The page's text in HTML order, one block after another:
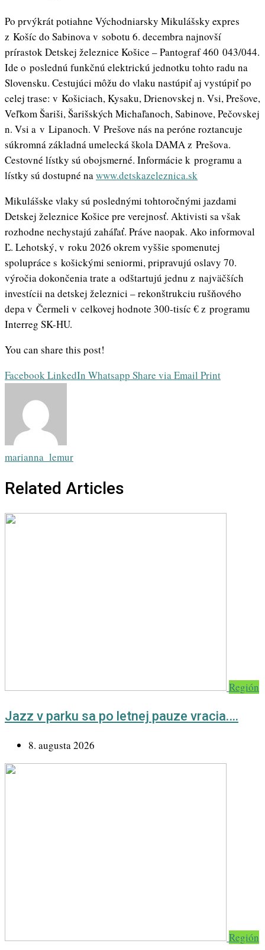
Po prvýkrát potiahne Východniarsky Mikulášsky expres
z Košíc do Sabinova v sobotu 6. decembra najnovší
prírastok Detskej železnice Košice – Pantograf 460 043/044.
Ide o poslednú funkčnú elektrickú jednotku tohto radu na
Slovensku. Cestujúci môžu do vlaku nastúpiť aj vystúpiť po
celej trase: v Košiciach, Kysaku, Drienovskej n. Vsi, Prešove,
Veľkom Šariši, Šarišských Michaľanoch, Sabinove, Pečovskej
n. Vsi a v Lipanoch. V Prešove nás na peróne roztancuje
súkromná základná umelecká škola DAMA z Prešova.
Cestovné lístky sú obojsmerné. Informácie k programu a
lístky sú dostupné nawww.detskazeleznica.sk
Mikulášske vlaky sú poslednými tohtoročnými jazdami
Detskej železnice Košice pre verejnosť. Aktivisti sa však
rozhodne nechystajú zaháľať. Práve naopak. Ako informoval
Ľ. Lehotský, v roku 2026 okrem vyššie spomenutej
spolupráce s košickými seniormi, pripravujú oslavy 70.
výročia dokončenia trate a odštartujú jednu z najväčších
investícii na detskej železnici – rekonštrukciu rušňového
depa v Čermeli v celkovej hodnote 300-tisíc € z programu
Interreg SK-HU.
You can share this post!
FacebookLinkedIn Whatsapp Share via Email Print
marianna_lemur
Related Articles
Región
Jazz v parku sa po letnej pauze vracia.…
8. augusta 2026
Región